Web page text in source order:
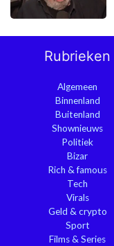
Rubrieken
Algemeen
Binnenland
Buitenland
Shownieuws
Politiek
Bizar
Rich & famous
Tech
Virals
Geld & crypto
Sport
Films & Series